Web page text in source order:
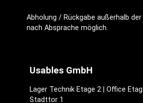
Abholung / Rückgabe außerhalb
nach Absprache möglich.
Usables GmbH
Lager Technik Etage 2 | Office
Stadttor 1